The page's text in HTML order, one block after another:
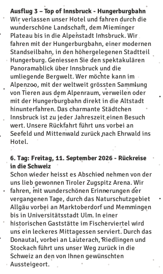
Ausflug 3 – Top of Innsbruck - Hungerburgbahn
Wir verlassen unser Hotel und fahren durch die
wunderschöne Landschaft, dem Mieminger
Plateau bis in die Alpenstadt Innsbruck. Wir
fahren mit der Hungerburgbahn, einer modernen
Standseilbahn, in den höhergelegenen Stadtteil
Hungerburg. Geniessen Sie den spektakulären
Panoramablick über Innsbruck und die
umliegende Bergwelt. Wer möchte kann im
Alpenzoo, mit der weltweit grössten Sammlung
von Tieren aus dem Alpenraum, verweilen oder
mit der Hungerburgbahn direkt in die Altstadt
hinunterfahren. Das charmante Städtchen
Innsbruck ist zu jeder Jahreszeit einen Besuch
wert. Unsere Rückfahrt führt uns vorbei an
Seefeld und Mittenwald zurück nach Ehrwald ins
Hotel.
6. Tag: Freitag, 11. September 2026 - Rückreise
in die Schweiz
Schon wieder heisst es Abschied nehmen von der
uns lieb gewonnen Tiroler Zugspitz Arena. Wir
fahren, mit wunderschönen Erinnerungen der
vergangenen Tage, durch das Naturschutzgebiet
Allgäu vorbei an Marktoberdorf und Memmingen
bis in Universitätsstadt Ulm. In einer
historischen Gaststätte im Fischerviertel wird
uns ein leckeres Mittagessen serviert. Durch das
Donautal, vorbei an Lauterach, Riedlingen und
Stockach führt uns unser Weg zurück in die
Schweiz an den von Ihnen gewünschten
Aussteigeort.